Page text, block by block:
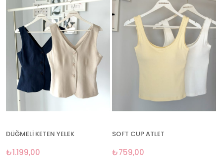
DÜĞMELİ KETEN YELEK
₺1.199,00
SOFT CUP ATLET
₺759,00